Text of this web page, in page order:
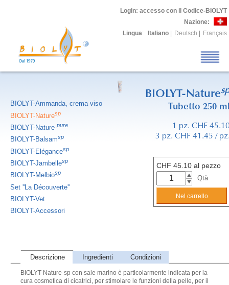
Login: accesso con il Codice-BIOLYT
Nazione:
Lingua: Italiano Deutsch Français
BIOLYT-Ammanda, crema viso
BIOLYT-Naturesp
BIOLYT-Naturepure
BIOLYT-Balsamsp
BIOLYT-Elégancesp
BIOLYT-Jambellesp
BIOLYT-Melbiosp
Set ''La Découverte''
BIOLYT-Vet
BIOLYT-Accessori
BIOLYT-Nature
Tubetto 250
1 pz. CHF
3 pz. CHF 41.45 /
CHF 45.10 al pezzo
Qtà
Descrizione Ingredienti Condizioni
BIOLYT-Nature-sp con sale marino è particolarmente indicata per la
cura cosmetica di cicatrici, per stimolare le funzioni della pelle, per il